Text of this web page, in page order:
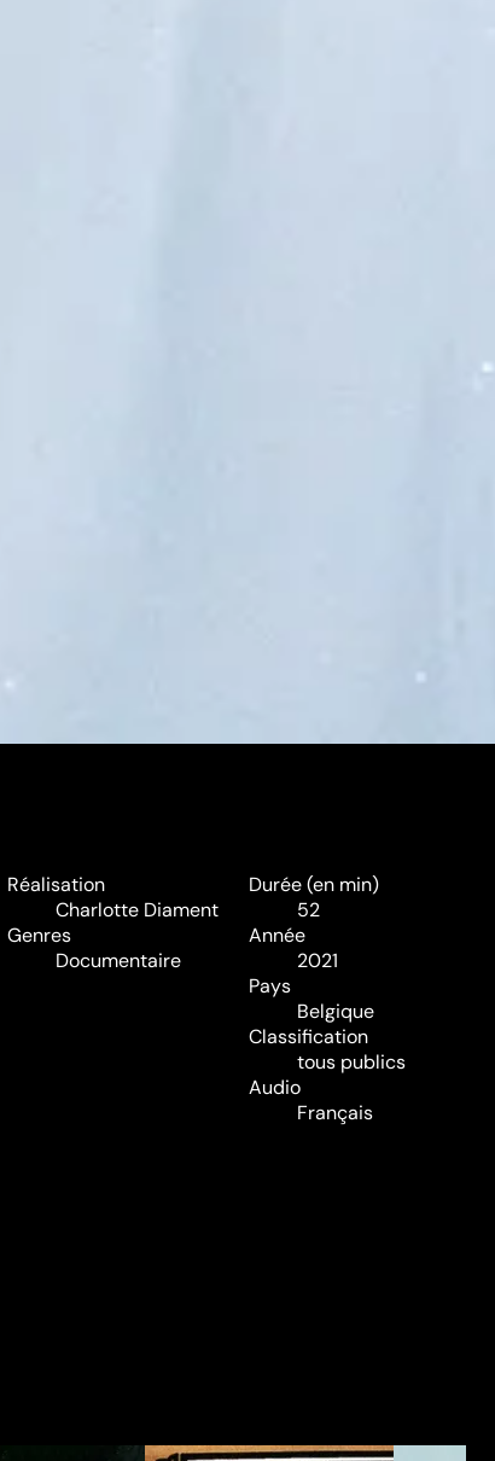
Réalisation
Charlotte Diament
Genres
Documentaire
Durée (en min)
52
Année
2021
Pays
Belgique
Classification
tous publics
Audio
Français